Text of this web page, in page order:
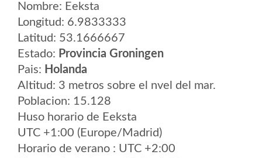
Nombre: Eeksta
Longitud: 6.9833333
Latitud: 53.1666667
Estado: Provincia Groningen
Pais: Holanda
Altitud: 3 metros sobre el nvel del mar.
Poblacion: 15.128
Huso horario de Eeksta
UTC +1:00 (Europe/Madrid)
Horario de verano : UTC +2:00